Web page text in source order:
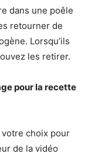
dans une poêle
retourner de
Lorsqu’ils
les retirer.
pour la recette
choix pour
de la vidéo